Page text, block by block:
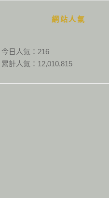
網站人氣
今日人氣： 216
累計人氣： 12,010,815